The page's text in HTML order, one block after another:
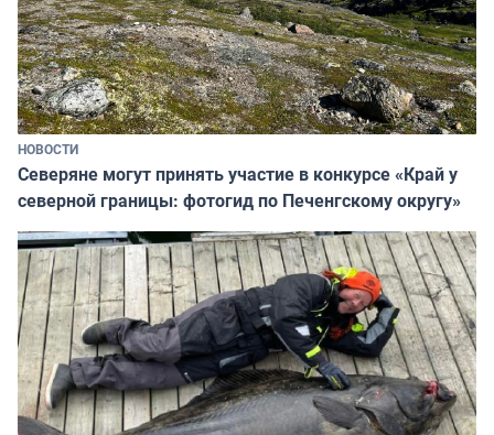
НОВОСТИ
Северяне могут принять участие в конкурсе «Край у
северной границы: фотогид по Печенгскому округу»